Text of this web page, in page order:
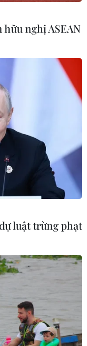
quanh hiện
cãi để xác định
thức rơi vào
cầu ngày
hữu nghị ASEAN
luật trừng phạt